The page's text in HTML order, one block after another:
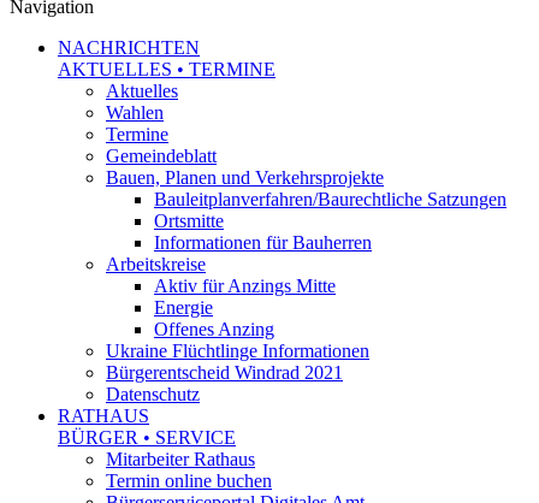
Navigation
NACHRICHTEN
AKTUELLES • TERMINE
Aktuelles
Wahlen
Termine
Gemeindeblatt
Bauen, Planen und Verkehrsprojekte
Bauleitplanverfahren/Baurechtliche Satzungen
Ortsmitte
Informationen für Bauherren
Arbeitskreise
Aktiv für Anzings Mitte
Energie
Offenes Anzing
Ukraine Flüchtlinge Informationen
Bürgerentscheid Windrad 2021
Datenschutz
RATHAUS
BÜRGER • SERVICE
Mitarbeiter Rathaus
Termin online buchen